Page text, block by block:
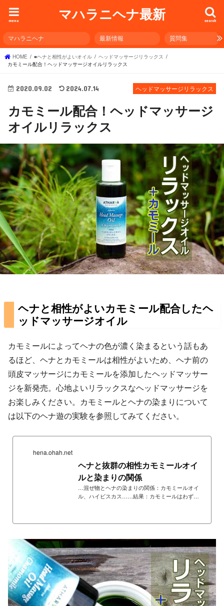
マハラニヘナ最新 search
menu
マハラニヘナ 最新情報 質問集
HOME ■ヘナと相性がよいオイル
ヘッドマッサージリラックス
カモミール配合！ヘッドマッサージオイルリラックス
ヘッドマッサージリラックス
2020.09.02 2024.07.14
カモミール配合！ヘッドマッサージ
オイルリラックス
ヘナと相性がよいカモミール配合したヘ
ッドマッサージオイル
カモミールによってヘナの色が濃く染まるという話もあ
るほど、ヘナとカモミールは相性がよいため、ヘナ前の
頭皮マッサージにカモミールを添加したヘッドマッサー
ジを新発売。心地よいリラックスなヘッドマッサージを
お楽しみください。カモミールとヘナの染まりについて
は以下のヘナ遊の実験を参照してみてください。
hena.ohah.net
ヘナと抜群の相性カモミールオイ
ルと染まりの関係
…混ぜ物とヘナの染まりの関係：カモミールオイ
ル、ハイビスカス……結果：カモミールはわずか